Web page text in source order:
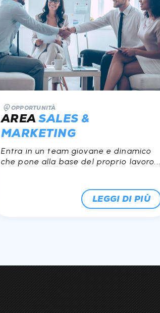
OPPORTUNITÀ
AREASALES &
MARKETING
Entra in un team giovane e dinamico
che pone alla base del proprio lavoro...
LEGGI DI PIÙ